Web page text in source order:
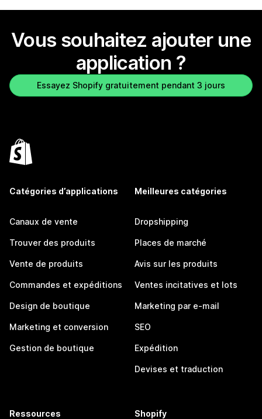
Vous souhaitez ajouter une
application ?
Essayez Shopify gratuitement pendant 3 jours
Catégories d’applications
Canaux de vente
Trouver des produits
Vente de produits
Commandes et expéditions
Design de boutique
Marketing et conversion
Gestion de boutique
Meilleures catégories
Dropshipping
Places de marché
Avis sur les produits
Ventes incitatives et lots
Marketing par e-mail
SEO
Expédition
Devises et traduction
Ressources Shopify